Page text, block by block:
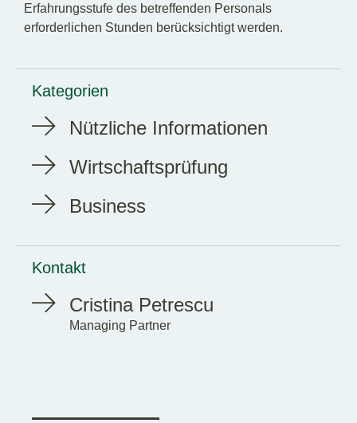
Erfahrungsstufe des betreffenden Personals
erforderlichen Stunden berücksichtigt werden.
Kategorien
Nützliche Informationen
Wirtschaftsprüfung
Business
Kontakt
Cristina Petrescu
Managing Partner